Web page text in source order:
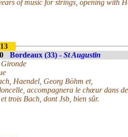
of music for strings, opening with
Bordeaux (33) - St Augustin
Gironde
Haendel, Georg Böhm et,
accompagnera le chœur dans
trois Bach, dont Jsb, bien sûr.